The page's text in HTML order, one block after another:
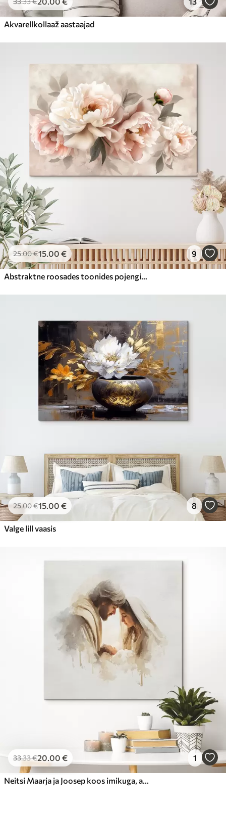
Akvarellkollaaž aastaajad
25.00€15.00 € 9
Abstraktne roosades toonides pojengide kimp
25.00€15.00 € 8
Valge lill vaasis
33.33€20.00 € 1
Neitsi Maarja ja Joosep koos imikuga, akvarellistiilis